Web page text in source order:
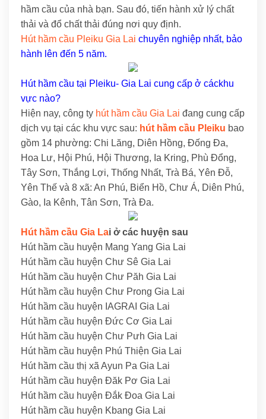
hầm cầu của nhà bạn. Sau đó, tiến hành xử lý chất
thải và đổ chất thải đúng nơi quy định.
Hút hầm cầu Pleiku Gia Lai chuyên nghiệp nhất, bảo
hành lên đến 5 năm.
Hút hầm cầu tại Pleiku- Gia Lai cung cấp ở cáckhu
vực nào?
Hiện nay, công ty hút hầm cầu Gia Lai đang cung cấp
dịch vụ tại các khu vực sau: hút hầm cầu Pleiku bao
gồm 14 phường: Chi Lăng, Diên Hồng, Đống Đa,
Hoa Lư, Hội Phú, Hội Thương, Ia Kring, Phù Đổng,
Tây Sơn, Thắng Lợi, Thống Nhất, Trà Bá, Yên Đỗ,
Yên Thế và 8 xã: An Phú, Biển Hồ, Chư Á, Diên Phú,
Gào, Ia Kênh, Tân Sơn, Trà Đa.
Hút hầm cầu Gia Lai ở các huyện sau
Hút hầm cầu huyện Mang Yang Gia Lai
Hút hầm cầu huyện Chư Sê Gia Lai
Hút hầm cầu huyện Chư Păh Gia Lai
Hút hầm cầu huyện Chư Prong Gia Lai
Hút hầm cầu huyện IAGRAI Gia Lai
Hút hầm cầu huyện Đức Cơ Gia Lai
Hút hầm cầu huyện Chư Pưh Gia Lai
Hút hầm cầu huyện Phú Thiện Gia Lai
Hút hầm cầu thị xã Ayun Pa Gia Lai
Hút hầm cầu huyện Đăk Pơ Gia Lai
Hút hầm cầu huyện Đắk Đoa Gia Lai
Hút hầm cầu huyện Kbang Gia Lai